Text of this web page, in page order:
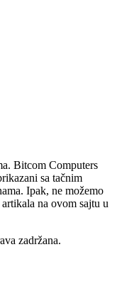
Bitcom Computers
sa tačnim
Ipak, ne možemo
na ovom sajtu u
zadržana.